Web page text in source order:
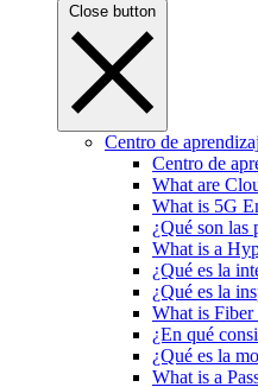
Close button
Centro de
Centro de
What are
What is 5G
¿Qué son las
What is a
¿Qué es la
¿Qué es la
What is Fiber
¿En qué
¿Qué es la
What is a